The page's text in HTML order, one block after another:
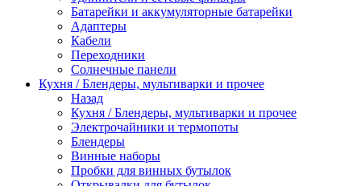
Батарейки и аккумуляторные батарейки
Адаптеры
Кабели
Переходники
Солнечные панели
Кухня / Блендеры, мультиварки и прочее
Назад
Кухня / Блендеры, мультиварки и прочее
Электрочайники и термопоты
Блендеры
Винные наборы
Пробки для винных бутылок